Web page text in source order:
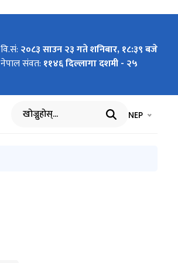
वि.सं: २०८३ साउन २३ गते शनिबार, १८:३९ बजे
नेपाल संवत: ११४६ दिल्लागा दशमी - २५
खोज्नुहोस् भाषा चयन
NEP